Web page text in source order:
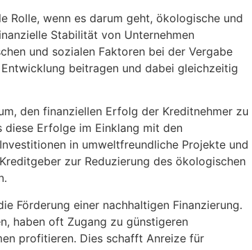
Rolle, wenn es darum geht, ökologische und
Stabilität von Unternehmen
und sozialen Faktoren bei der Vergabe
beitragen und dabei gleichzeitig
den finanziellen Erfolg der Kreditnehmer zu
diese Erfolge im Einklang mit den
in umweltfreundliche Projekte und
zur Reduzierung des ökologischen
Förderung einer nachhaltigen Finanzierung.
haben oft Zugang zu günstigeren
profitieren. Dies schafft Anreize für